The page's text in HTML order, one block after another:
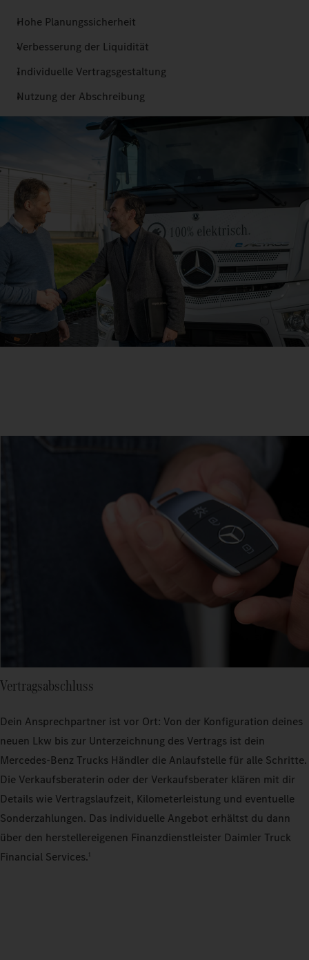
Hohe Planungssicherheit
Verbesserung der Liquidität
Individuelle Vertragsgestaltung
Nutzung der Abschreibung
Vertragsabschluss
Dein Ansprechpartner ist vor Ort: Von der Konfiguration deines
neuen Lkw bis zur Unterzeichnung des Vertrags ist dein
Mercedes‑Benz Trucks Händler die Anlaufstelle für alle Schritte.
Die Verkaufsberaterin oder der Verkaufsberater klären mit dir
Details wie Vertragslaufzeit, Kilometerleistung und eventuelle
Sonderzahlungen. Das individuelle Angebot erhältst du dann
über den herstellereigenen Finanzdienstleister Daimler Truck
Financial Services.1